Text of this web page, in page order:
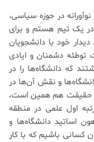
در حوزه سیاسی،
یک تیم هستم و برای
خود با دانشجویان
توطئه دشمنان و ایادی
که دانشگاه‌ها را در
و نقش آن‌ها در
حقیقت هم همین است،
اول علمی در منطقه
اساتید دانشگاه‌ها و
کسانی باشیم که با کار